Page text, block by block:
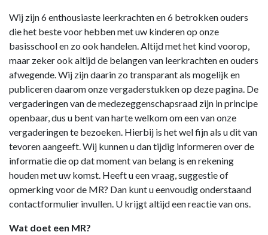
Wij zijn 6 enthousiaste leerkrachten en 6 betrokken ouders
die het beste voor hebben met uw kinderen op onze
basisschool en zo ook handelen. Altijd met het kind voorop,
maar zeker ook altijd de belangen van leerkrachten en ouders
afwegende. Wij zijn daarin zo transparant als mogelijk en
publiceren daarom onze vergaderstukken op deze pagina. De
vergaderingen van de medezeggenschapsraad zijn in principe
openbaar, dus u bent van harte welkom om een van onze
vergaderingen te bezoeken. Hierbij is het wel fijn als u dit van
tevoren aangeeft. Wij kunnen u dan tijdig informeren over de
informatie die op dat moment van belang is en rekening
houden met uw komst. Heeft u een vraag, suggestie of
opmerking voor de MR? Dan kunt u eenvoudig onderstaand
contactformulier invullen. U krijgt altijd een reactie van ons.
Wat doet een MR?